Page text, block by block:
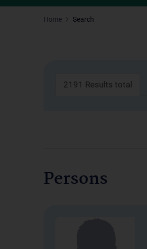
Home Search
2191 Results total
Persons